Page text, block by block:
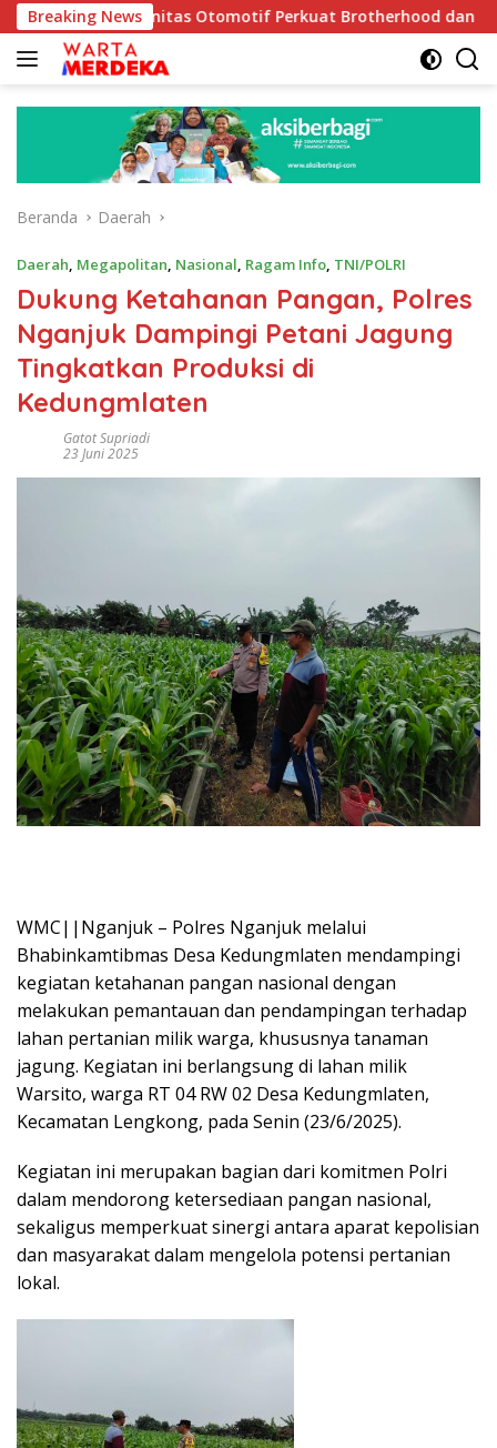
Langsung
ke
konten
Breaking News
Otomotif Perkuat Brotherhood dan Persatuan
Beranda Daerah
Daerah, Megapolitan, Nasional, Ragam Info, TNI/POLRI
Dukung Ketahanan Pangan, Polres
Nganjuk Dampingi Petani Jagung
Tingkatkan Produksi di
Kedungmlaten
Gatot Supriadi
23 Juni 2025
WMC||Nganjuk – Polres Nganjuk melalui
Bhabinkamtibmas Desa Kedungmlaten mendampingi
kegiatan ketahanan pangan nasional dengan
melakukan pemantauan dan pendampingan terhadap
lahan pertanian milik warga, khususnya tanaman
jagung. Kegiatan ini berlangsung di lahan milik
Warsito, warga RT 04 RW 02 Desa Kedungmlaten,
Kecamatan Lengkong, pada Senin (23/6/2025).
Kegiatan ini merupakan bagian dari komitmen Polri
dalam mendorong ketersediaan pangan nasional,
sekaligus memperkuat sinergi antara aparat kepolisian
dan masyarakat dalam mengelola potensi pertanian
lokal.